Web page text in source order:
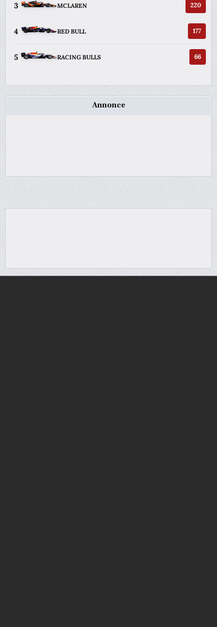
3 MCLAREN 220
4 RED BULL 177
5 RACING BULLS 66
Annonce